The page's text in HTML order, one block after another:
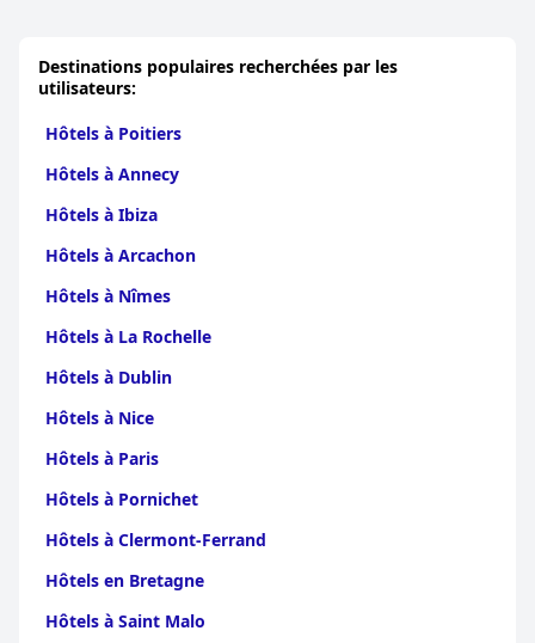
Destinations populaires recherchées par les
utilisateurs:
Hôtels à Poitiers
Hôtels à Annecy
Hôtels à Ibiza
Hôtels à Arcachon
Hôtels à Nîmes
Hôtels à La Rochelle
Hôtels à Dublin
Hôtels à Nice
Hôtels à Paris
Hôtels à Pornichet
Hôtels à Clermont-Ferrand
Hôtels en Bretagne
Hôtels à Saint Malo